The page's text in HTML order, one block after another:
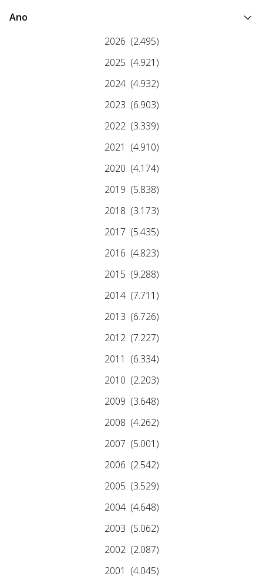
Ano
2026 (2.495)
2025 (4.921)
2024 (4.932)
2023 (6.903)
2022 (3.339)
2021 (4.910)
2020 (4.174)
2019 (5.838)
2018 (3.173)
2017 (5.435)
2016 (4.823)
2015 (9.288)
2014 (7.711)
2013 (6.726)
2012 (7.227)
2011 (6.334)
2010 (2.203)
2009 (3.648)
2008 (4.262)
2007 (5.001)
2006 (2.542)
2005 (3.529)
2004 (4.648)
2003 (5.062)
2002 (2.087)
2001 (4.045)